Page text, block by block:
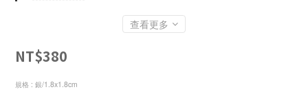
查看更多
NT$380
規格 : 銀/1.8x1.8cm